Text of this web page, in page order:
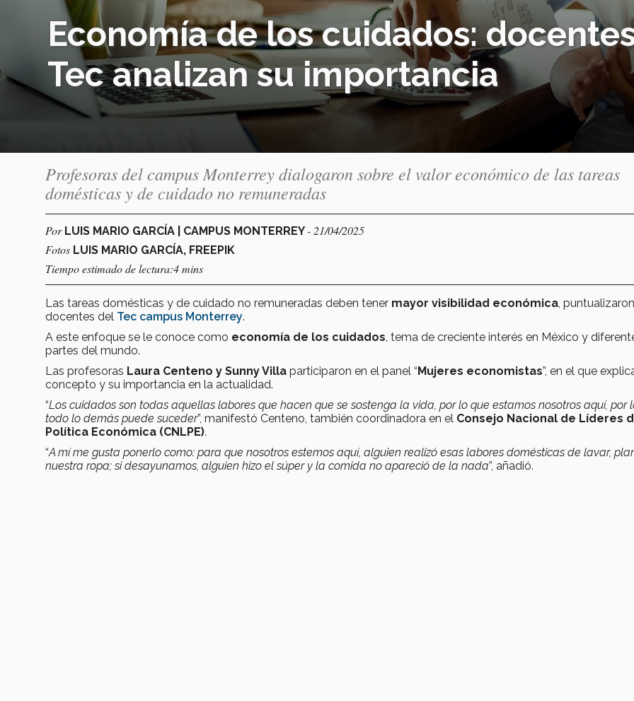
Economía de los cuidados:
Tec analizan su importancia
Profesoras del campus Monterrey dialogaron sobre el valor económico de las tareas
domésticas y de cuidado no remuneradas
Por LUIS MARIO GARCÍA | CAMPUS MONTERREY- 21/04/2025
Fotos LUIS MARIO GARCÍA, FREEPIK
Tiempo estimado de lectura:4 mins
Las tareas domésticas y de cuidado no remuneradas deben tener mayor visibilidad económica , puntualizaron
docentes del Tec campus Monterrey.
A este enfoque se le conoce como economía de los cuidados , tema de creciente interés en México y
partes del mundo.
Las profesoras Laura Centeno y Sunny Villa participaron en el panel “Mujeres economistas”, en el que
concepto y su importancia en la actualidad.
“Los cuidados son todas aquellas labores que hacen que se sostenga la vida, por lo que estamos nosotros aquí, por
todo lo demás puede suceder”, manifestó Centeno, también coordinadora en el Consejo Nacional de Líderes
Política Económica (CNLPE).
“A mí me gusta ponerlo como: para que nosotros estemos aquí, alguien realizó esas labores domésticas de lavar,
nuestra ropa; si desayunamos, alguien hizo el súper y la comida no apareció de la nada”, añadió.